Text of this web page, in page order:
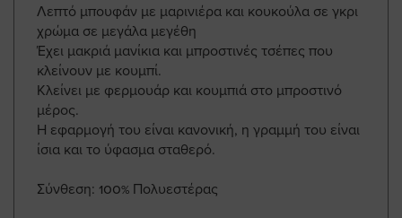
Λεπτό μπουφάν με μαρινιέρα και κουκούλα σε γκρι
χρώμα σε μεγάλα μεγέθη
Έχει μακριά μανίκια και μπροστινές τσέπες που
κλείνουν με κουμπί.
Κλείνει με φερμουάρ και κουμπιά στο μπροστινό
μέρος.
Η εφαρμογή του είναι κανονική, η γραμμή του είναι
ίσια και το ύφασμα σταθερό.
Σύνθεση: 100% Πολυεστέρας